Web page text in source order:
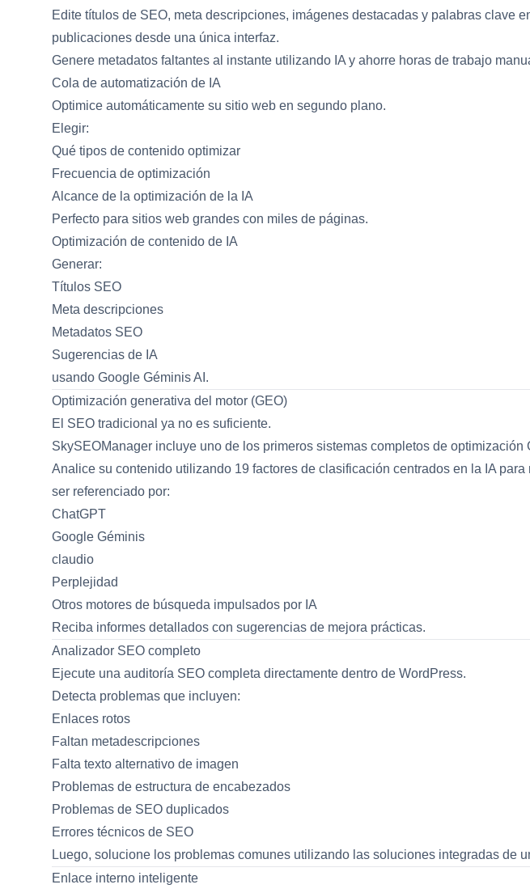
Edite títulos de SEO, meta descripciones, imágenes destacadas y palabras clave
publicaciones desde una única interfaz.
Genere metadatos faltantes al instante utilizando IA y ahorre horas de trabajo
Cola de automatización de IA
Optimice automáticamente su sitio web en segundo plano.
Elegir:
Qué tipos de contenido optimizar
Frecuencia de optimización
Alcance de la optimización de la IA
Perfecto para sitios web grandes con miles de páginas.
Optimización de contenido de IA
Generar:
Títulos SEO
Meta descripciones
Metadatos SEO
Sugerencias de IA
usando Google Géminis AI.
Optimización generativa del motor (GEO)
El SEO tradicional ya no es suficiente.
SkySEOManager incluye uno de los primeros sistemas completos de optimización
Analice su contenido utilizando 19 factores de clasificación centrados en la IA
ser referenciado por:
ChatGPT
Google Géminis
claudio
Perplejidad
Otros motores de búsqueda impulsados ​​por IA
Reciba informes detallados con sugerencias de mejora prácticas.
Analizador SEO completo
Ejecute una auditoría SEO completa directamente dentro de WordPress.
Detecta problemas que incluyen:
Enlaces rotos
Faltan metadescripciones
Falta texto alternativo de imagen
Problemas de estructura de encabezados
Problemas de SEO duplicados
Errores técnicos de SEO
Luego, solucione los problemas comunes utilizando las soluciones integradas de
Enlace interno inteligente